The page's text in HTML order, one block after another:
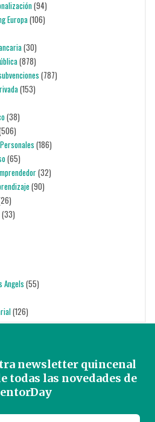
(94)
Europa(106)
(30)
(878)
(787)
(153)
(38)
(186)
(65)
(32)
(90)
(33)
Angels (55)
(126)
newsletter quincenal
todas las novedades de